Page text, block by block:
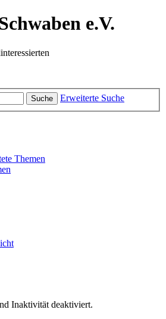
e.V.
Suche Erweiterte Suche
Themen
Inaktivität deaktiviert.